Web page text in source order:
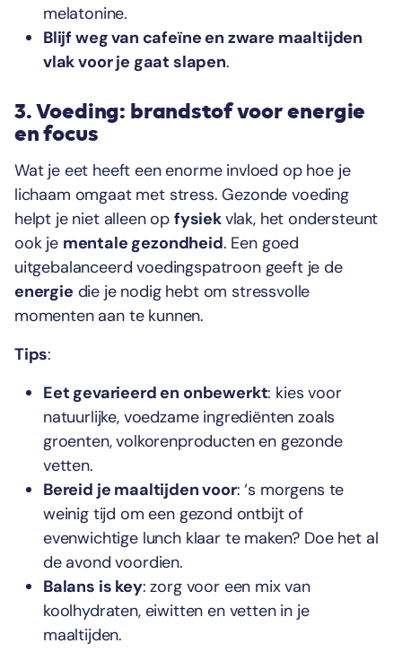
melatonine.
Blijf weg van cafeïne en zware maaltijden
vlak voor je gaat slapen.
3. Voeding: brandstof voor energie
en focus
Wat je eet heeft een enorme invloed op hoe je
lichaam omgaat met stress. Gezonde voeding
helpt je niet alleen op fysiekvlak, het ondersteunt
ook je mentale gezondheid. Een goed
uitgebalanceerd voedingspatroon geeft je de
energie die je nodig hebt om stressvolle
momenten aan te kunnen.
Tips:
Eet gevarieerd en onbewerkt: kies voor
natuurlijke, voedzame ingrediënten zoals
groenten, volkorenproducten en gezonde
vetten.
Bereid je maaltijden voor: ‘s morgens te
weinig tijd om een gezond ontbijt of
evenwichtige lunch klaar te maken? Doe het al
de avond voordien.
Balans is key: zorg voor een mix van
koolhydraten, eiwitten en vetten in je
maaltijden.